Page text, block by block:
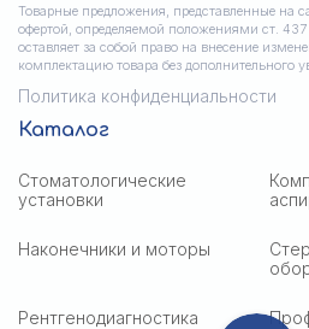
Товарные предложения, представленные на
офертой, определяемой положениями ст.
оставляет за собой право на внесение
комплектацию товара без дополнительного
Политика конфиденциальности
Каталог
Стоматологические
установки
Наконечники и моторы
Рентгенодиагностика